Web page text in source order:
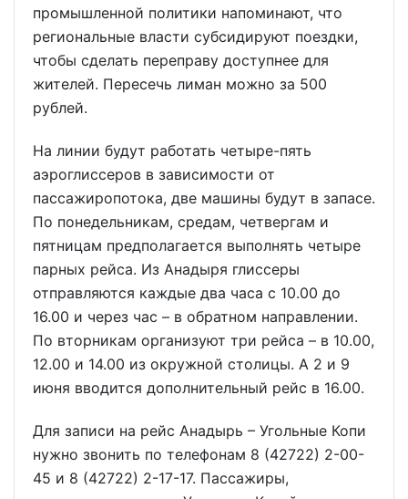
промышленной политики напоминают, что
региональные власти субсидируют поездки,
чтобы сделать переправу доступнее для
жителей. Пересечь лиман можно за 500
рублей.
На линии будут работать четыре-пять
аэроглиссеров в зависимости от
пассажиропотока, две машины будут в запасе.
По понедельникам, средам, четвергам и
пятницам предполагается выполнять четыре
парных рейса. Из Анадыря глиссеры
отправляются каждые два часа с 10.00 до
16.00 и через час – в обратном направлении.
По вторникам организуют три рейса – в 10.00,
12.00 и 14.00 из окружной столицы. А 2 и 9
июня вводится дополнительный рейс в 16.00.
Для записи на рейс Анадырь – Угольные Копи
нужно звонить по телефонам 8 (42722) 2-00-
45 и 8 (42722) 2-17-17. Пассажиры,